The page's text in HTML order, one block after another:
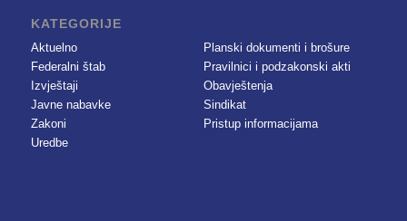
KATEGORIJE
Aktuelno
Federalni štab
Izvještaji
Javne nabavke
Zakoni
Uredbe
Planski dokumenti i brošure
Pravilnici i podzakonski akti
Obavještenja
Sindikat
Pristup informacijama